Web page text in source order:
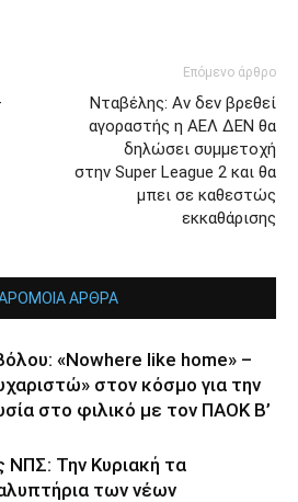
Επόμενο άρθρο
Νταβέλης: Αν δεν βρεθεί
αγοραστής η ΑΕΛ ΔΕΝ θα
δηλώσει συμμετοχή
στην Super League 2 και θα
μπει σε καθεστώς
εκκαθάρισης
ΑΡΘΡΑ
«Nowhere like home» –
στον κόσμο για την
στο φιλικό με τον ΠΑΟΚ Β’
ΝΠΣ: Την Κυριακή τα
των νέων